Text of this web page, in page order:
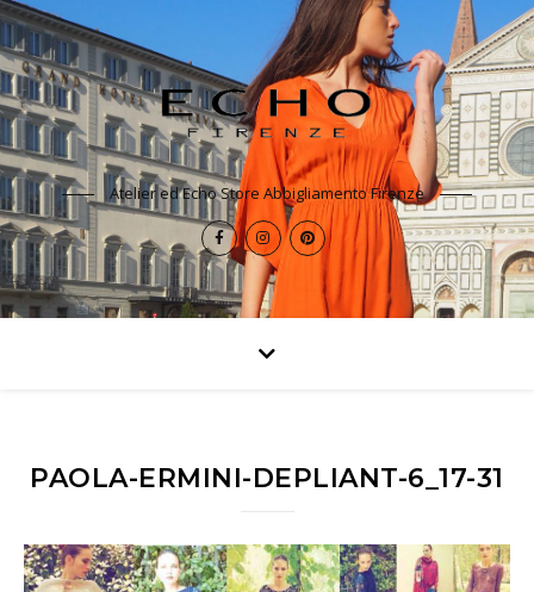
Atelier ed Echo Store Abbigliamento Firenze
PAOLA-ERMINI-DEPLIANT-6_17-31